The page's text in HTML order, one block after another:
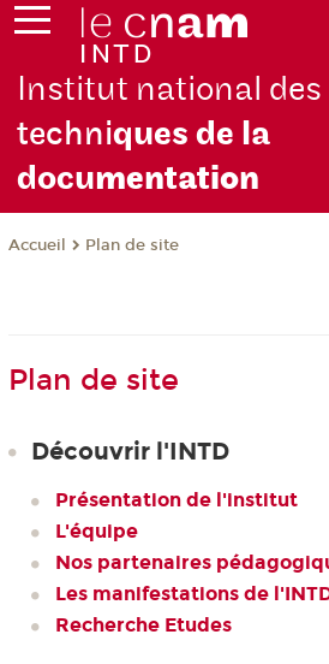
Institut national des
techniques de la
documentation
Accueil Plan de site
Plan de site
Découvrir l'INTD
Présentation de l'institut
L'équipe
Nos partenaires
Les manifestations de
Recherche Etudes